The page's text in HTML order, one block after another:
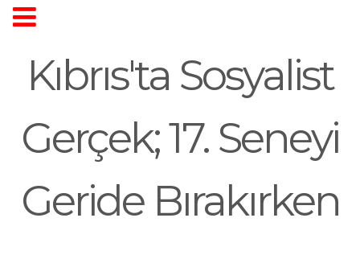
Kıbrıs'ta Sosyalist
Gerçek; 17. Seneyi
Geride Bırakırken